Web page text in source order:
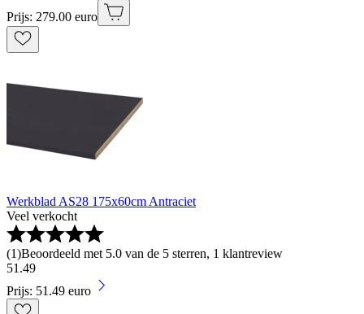
Prijs: 279.00 euro
Werkblad AS28 175x60cm Antraciet
Veel verkocht
(1)Beoordeeld met 5.0 van de 5 sterren, 1 klantreview
51 .49
Prijs: 51.49 euro